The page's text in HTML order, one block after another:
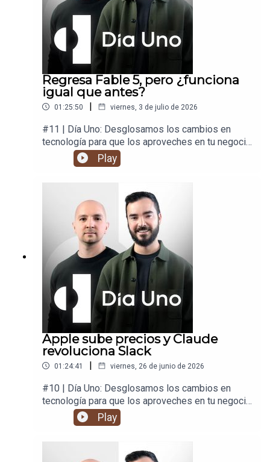
Regresa Fable 5, pero ¿funciona
igual que antes?
01:25:50 | viernes, 3 de julio de 2026
#11 | Día Uno: Desglosamos los cambios en
tecnología para que los aproveches en tu negocio
y en tu vida.
Play
Apple sube precios y Claude
revoluciona Slack
01:24:41 | viernes, 26 de junio de 2026
#10 | Día Uno: Desglosamos los cambios en
tecnología para que los aproveches en tu negocio
y en tu vida.
Play